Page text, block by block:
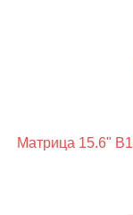
Матрица 15.6"